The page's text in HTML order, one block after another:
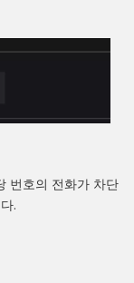
번호의 전화가 차단
.